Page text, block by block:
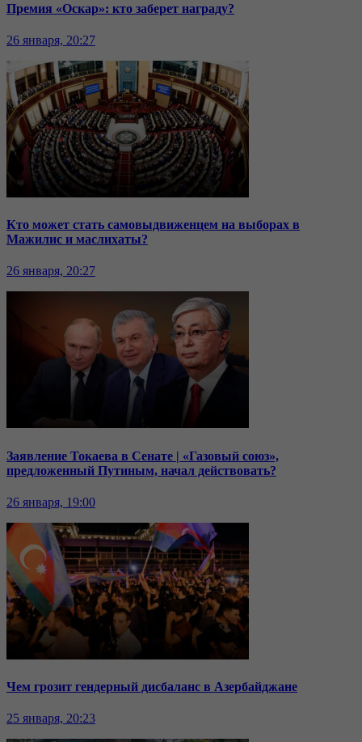
Премия «Оскар»: кто заберет награду?
26 января, 20:27
Кто может стать самовыдвиженцем на выборах в
Мажилис и маслихаты?
26 января, 20:27
Заявление Токаева в Сенате | «Газовый союз»,
предложенный Путиным, начал действовать?
26 января, 19:00
Чем грозит гендерный дисбаланс в Азербайджане
25 января, 20:23